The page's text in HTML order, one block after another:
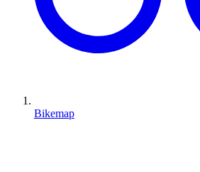
Bikemap